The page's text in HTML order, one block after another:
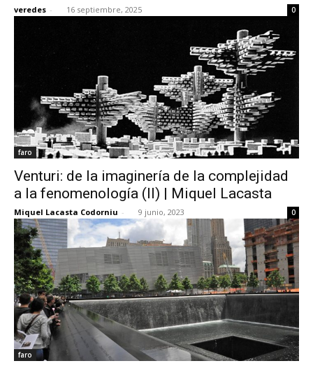
veredes - 16 septiembre, 2025 0
faro
Venturi: de la imaginería de la complejidad
a la fenomenología (II) | Miquel Lacasta
Miquel Lacasta Codorniu - 9 junio, 2023 0
faro